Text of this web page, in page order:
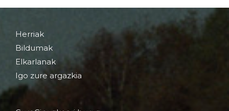
Herriak
Bildumak
Elkarlanak
Igo zure argazkia